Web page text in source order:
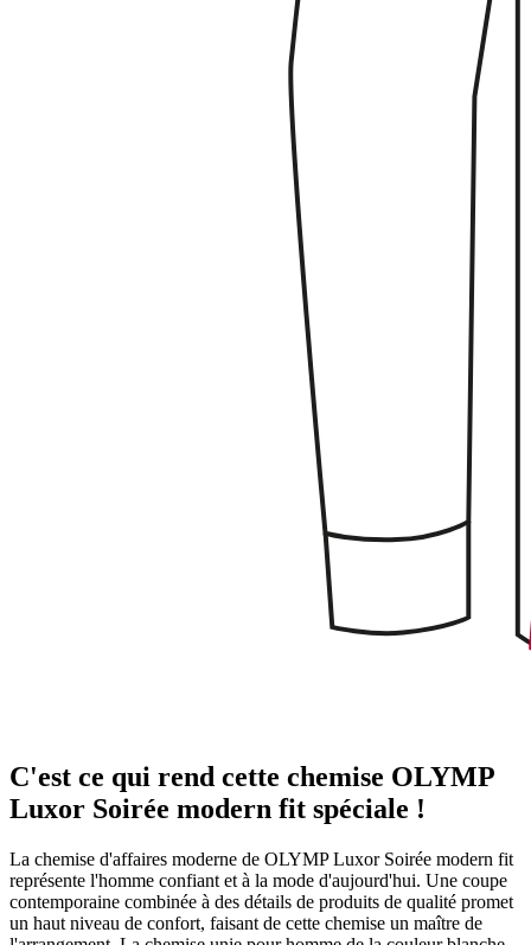
C'est ce qui rend cette chemise OLYMP
Luxor Soirée modern fit spéciale !
La chemise d'affaires moderne de OLYMP Luxor Soirée modern fit
représente l'homme confiant et à la mode d'aujourd'hui. Une coupe
contemporaine combinée à des détails de produits de qualité promet
un haut niveau de confort, faisant de cette chemise un maître de